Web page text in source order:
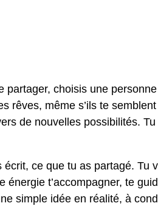
partager, choisis une
rêves, même s’ils te
de nouvelles possibilités.
écrit, ce que tu as partagé. Tu
énergie t’accompagner, te
simple idée en réalité, à